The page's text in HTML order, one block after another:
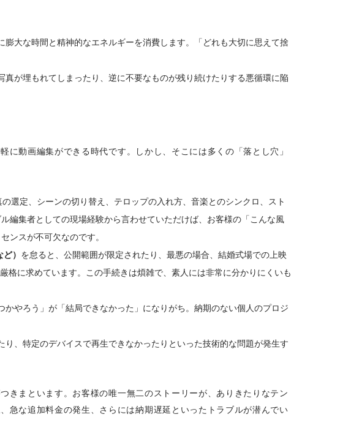
大な時間と精神的なエネルギーを消費します。「どれも大切に思えて捨
が埋もれてしまったり、逆に不要なものが残り続けたりする悪循環に陥
動画編集ができる時代です。しかし、そこには多くの「落とし穴」
選定、シーンの切り替え、テロップの入れ方、音楽とのシンクロ、スト
編集者としての現場経験から言わせていただけば、お客様の「こんな風
ンスが不可欠なのです。
） を怠ると、公開範囲が限定されたり、最悪の場合、結婚式場での上映
格に求めています。この手続きは煩雑で、素人には非常に分かりにくいも
やろう」が「結局できなかった」になりがち。納期のない個人のプロジ
、特定のデバイスで再生できなかったりといった技術的な問題が発生す
きまといます。お客様の唯一無二のストーリーが、ありきたりなテン
急な追加料金の発生、さらには納期遅延といったトラブルが潜んでい